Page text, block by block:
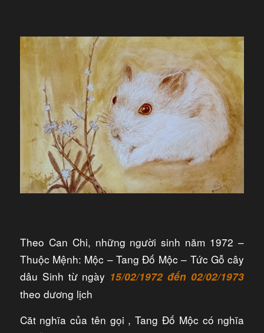
Theo Can Chi, những người sinh năm 1972 –
Thuộc Mệnh: Mộc – Tang Đố Mộc – Tức Gỗ cây
dâu Sinh từ ngày 15/02/1972 đến 02/02/1973
theo dương lịch
Căt nghĩa của tên gọi , Tang Đố Mộc có nghĩa